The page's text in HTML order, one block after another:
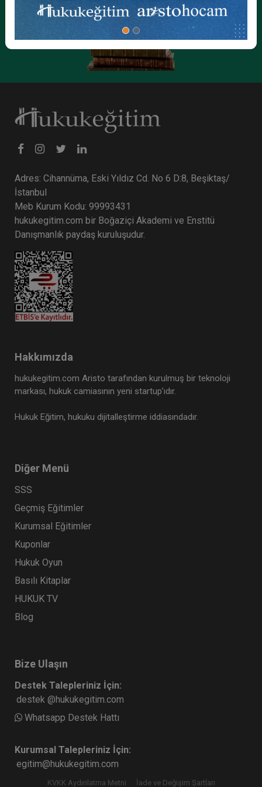
Adres: Cihannüma, Eski Yıldız Cd. No 6 D:8, Beşiktaş/
İstanbul
Meb Kurum Kodu: 99993431
hukukegitim.com bir Boğaziçi Akademi ve Enstitü
Danışmanlık paydaş kuruluşudur.
Hakkımızda
hukukegitim.com Aristo tarafından kurulmuş bir teknoloji
markası, hukuk camiasının yeni startup’ıdır.
Hukuk Eğitim, hukuku dijitalleştirme iddiasındadır.
Diğer Menü
SSS
Geçmiş Eğitimler
Kurumsal Eğitimler
Kuponlar
Hukuk Oyun
Basılı Kitaplar
HUKUK TV
Blog
Bize Ulaşın
Destek Talepleriniz İçin:
destek @hukukegitim.com
Whatsapp Destek Hattı
Kurumsal Talepleriniz İçin:
egitim@hukukegitim.com
KVKK Aydınlatma Metni İade ve Değişim Şartları